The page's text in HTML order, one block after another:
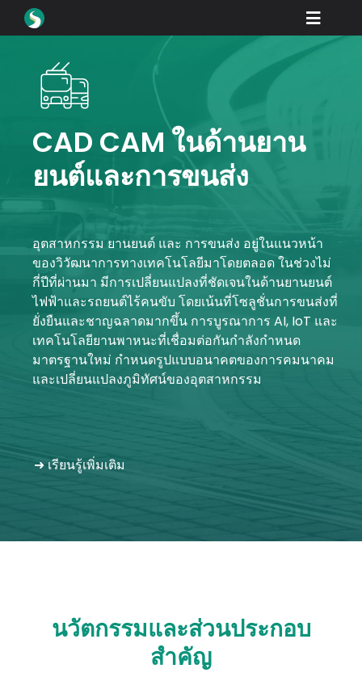
Toggle
ดาวน์โหลด
วิธีการซื้อ
อุตสาหกรรม
บริษัท
พอร์ทัลตัวแทนจำหน่าย
บัญชีของฉัน
CAD CAM ในด้านยาน
ยนต์และการขนส่ง
อุตสาหกรรม ยานยนต์ และ การขนส่ง อยู่ในแนวหน้า
ของวิวัฒนาการทางเทคโนโลยีมาโดยตลอด ในช่วงไม่
กี่ปีที่ผ่านมา มีการเปลี่ยนแปลงที่ชัดเจนในด้านยานยนต์
ไฟฟ้าและรถยนต์ไร้คนขับ โดยเน้นที่โซลูชั่นการขนส่งที่
ยั่งยืนและชาญฉลาดมากขึ้น การบูรณาการ AI, IoT และ
เทคโนโลยียานพาหนะที่เชื่อมต่อกันกำลังกำหนด
มาตรฐานใหม่ กำหนดรูปแบบอนาคตของการคมนาคม
และเปลี่ยนแปลงภูมิทัศน์ของอุตสาหกรรม
➜ เรียนรู้เพิ่มเติม
นวัตกรรมและส่วนประกอบ
สำคัญ